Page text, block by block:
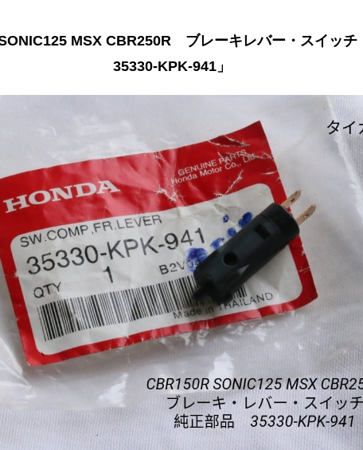
SONIC125 MSX CBR250R ブレーキレバー・スイッ
35330-KPK-941」